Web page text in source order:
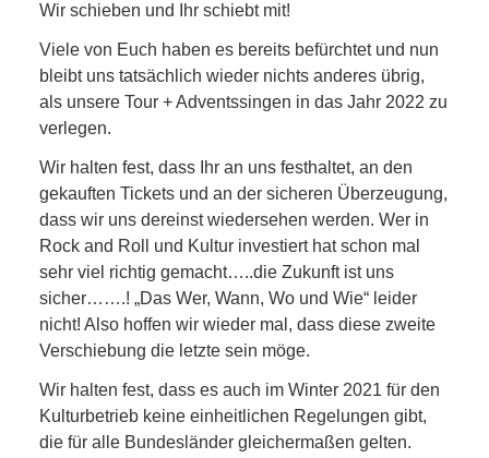
Wir schieben und Ihr schiebt mit!
Viele von Euch haben es bereits befürchtet und nun
bleibt uns tatsächlich wieder nichts anderes übrig,
als unsere Tour + Adventssingen in das Jahr 2022 zu
verlegen.
Wir halten fest, dass Ihr an uns festhaltet, an den
gekauften Tickets und an der sicheren Überzeugung,
dass wir uns dereinst wiedersehen werden. Wer in
Rock and Roll und Kultur investiert hat schon mal
sehr viel richtig gemacht…..die Zukunft ist uns
sicher…….! „Das Wer, Wann, Wo und Wie“ leider
nicht! Also hoffen wir wieder mal, dass diese zweite
Verschiebung die letzte sein möge.
Wir halten fest, dass es auch im Winter 2021 für den
Kulturbetrieb keine einheitlichen Regelungen gibt,
die für alle Bundesländer gleichermaßen gelten.